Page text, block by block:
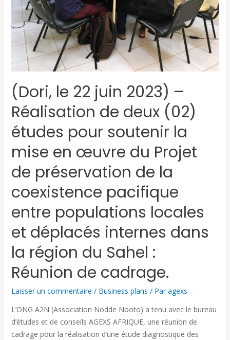
(Dori, le 22 juin 2023) –
Réalisation de deux (02)
études pour soutenir la
mise en œuvre du Projet
de préservation de la
coexistence pacifique
entre populations locales
et déplacés internes dans
la région du Sahel :
Réunion de cadrage.
Laisser un commentaire / Business plans / Paragexs
L’ONG A2N (Association Nodde Nooto) a tenu avec le bureau
d’études et de conseils AGEXS AFRIQUE, une réunion de
cadrage pour la réalisation d’une étude diagnostique des